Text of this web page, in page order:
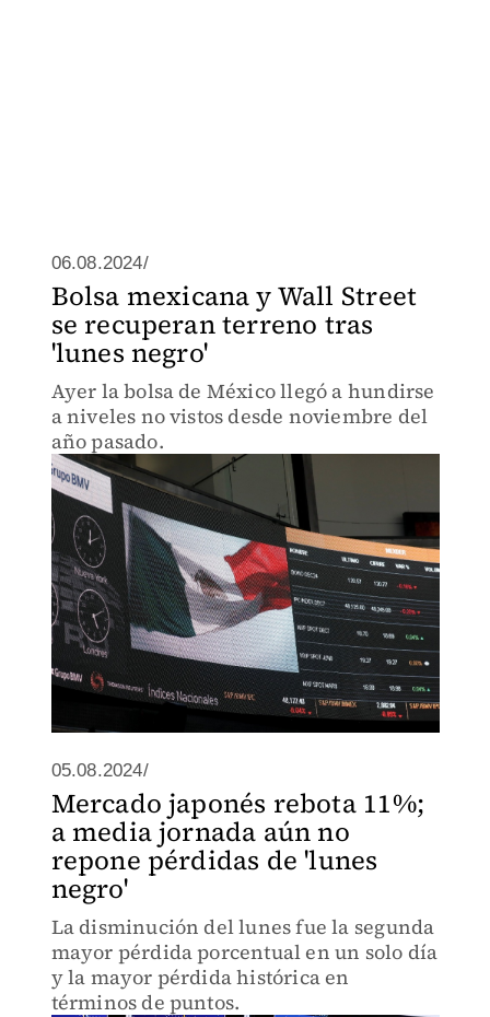
06.08.2024/
Bolsa mexicana y Wall Street
se recuperan terreno tras
'lunes negro'
Ayer la bolsa de México llegó a hundirse
a niveles no vistos desde noviembre del
año pasado.
05.08.2024/
Mercado japonés rebota 11%;
a media jornada aún no
repone pérdidas de 'lunes
negro'
La disminución del lunes fue la segunda
mayor pérdida porcentual en un solo día
y la mayor pérdida histórica en
términos de puntos.